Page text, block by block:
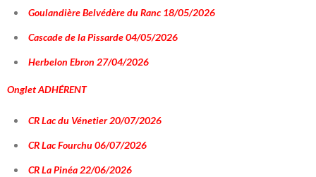
Goulandière Belvédère du Ranc 18/05/2026
Cascade de la Pissarde 04/05/2026
Herbelon Ebron 27/04/2026
OngletADHÉRENT
CR Lac du Vénetier 20/07/2026
CR Lac Fourchu 06/07/2026
CR La Pinéa 22/06/2026